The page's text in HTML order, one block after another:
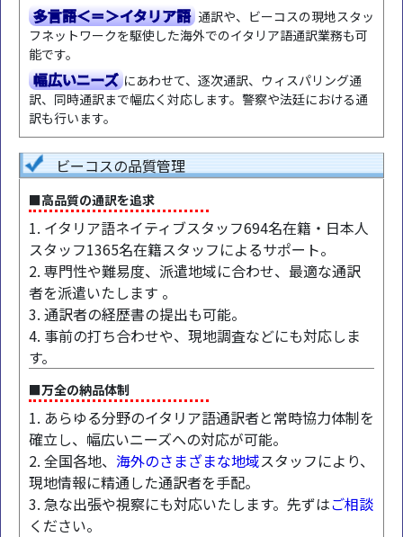
多言語＜＝＞イタリア語 通訳や、ビーコスの現地スタッ
フネットワークを駆使した海外でのイタリア語通訳業務も可
能です。
幅広いニーズ にあわせて、逐次通訳、ウィスパリング通
訳、同時通訳まで幅広く対応します。警察や法廷における通
訳も行います。
ビーコスの品質管理
■高品質の通訳を追求
1. イタリア語ネイティブスタッフ694名在籍・日本人
スタッフ1365名在籍スタッフによるサポート。
2. 専門性や難易度、派遣地域に合わせ、最適な通訳
者を派遣いたします 。
3. 通訳者の経歴書の提出も可能。
4. 事前の打ち合わせや、現地調査などにも対応しま
す。
■万全の納品体制
1. あらゆる分野のイタリア語通訳者と常時協力体制を
確立し、幅広いニーズへの対応が可能。
2. 全国各地、 海外のさまざまな地域スタッフにより、
現地情報に精通した通訳者を手配。
3. 急な出張や視察にも対応いたします。先ずはご相談
ください。